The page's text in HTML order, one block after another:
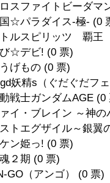
スファイトビーダマ
☆パラダイス-極- (0
ルスピリッツ 覇王
☆デビ! (0 票)
げもの (0 票)
妖精s（ぐだぐだフ
戦士ガンダムAGE (0
イ・ブレイン ～神
トエグザイル～銀翼
ン姫っ! (0 票)
２期 (0 票)
GO（アンゴ） (0 票)